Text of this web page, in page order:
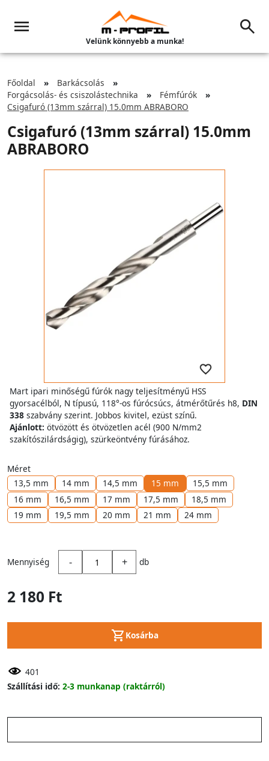
Velünk könnyebb a munka!
Főoldal
Barkácsolás
Forgácsolás- és csiszolástechnika
Fémfúrók
Csigafuró (13mm szárral) 15.0mm ABRABORO
Csigafuró (13mm szárral) 15.0mm
ABRABORO
Mart ipari minőségű fúrók nagy teljesítményű HSS
gyorsacélból, N típusú, 118°-os fúrócsúcs, átmérőtűrés h8, DIN
338 szabvány szerint. Jobbos kivitel, ezüst színű.
Ajánlott: ötvözött és ötvözetlen acél (900 N/mm2
szakítószilárdságig), szürkeöntvény fúrásához.
Méret
13,5 mm
14 mm 14,5 mm 15 mm
15,5 mm
16 mm
16,5 mm 17 mm 17,5 mm
18,5 mm
19 mm
19,5 mm 20 mm 21 mm 24 mm
Mennyiség - + db
2 180 Ft
Kosárba
401
Szállítási idő: 2-3 munkanap (raktárról)